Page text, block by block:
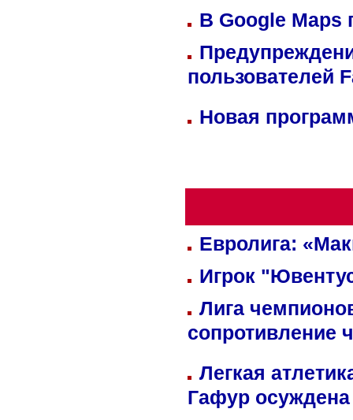
В Google Maps
пользователей
Новая
Евролига:
Игрок
Лига
сопротивление
Легкая
Гафур осуждена